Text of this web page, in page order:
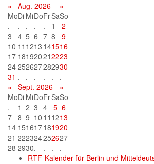
« Aug. 2026
»
MoDi MiDoFrSaSo
.
. . . . 1
2
3
4 5 6 7 8
9
10 11 1213 141516
17 181920212223
24 252627282930
31 . . . . .
.
«
Sept. 2026
»
MoDi MiDoFrSaSo
.
1 2 3 4 5 6
7 8 9 10 11 1213
14 151617181920
21 222324252627
28 2930. . .
.
RTF-Kalender für Berlin und